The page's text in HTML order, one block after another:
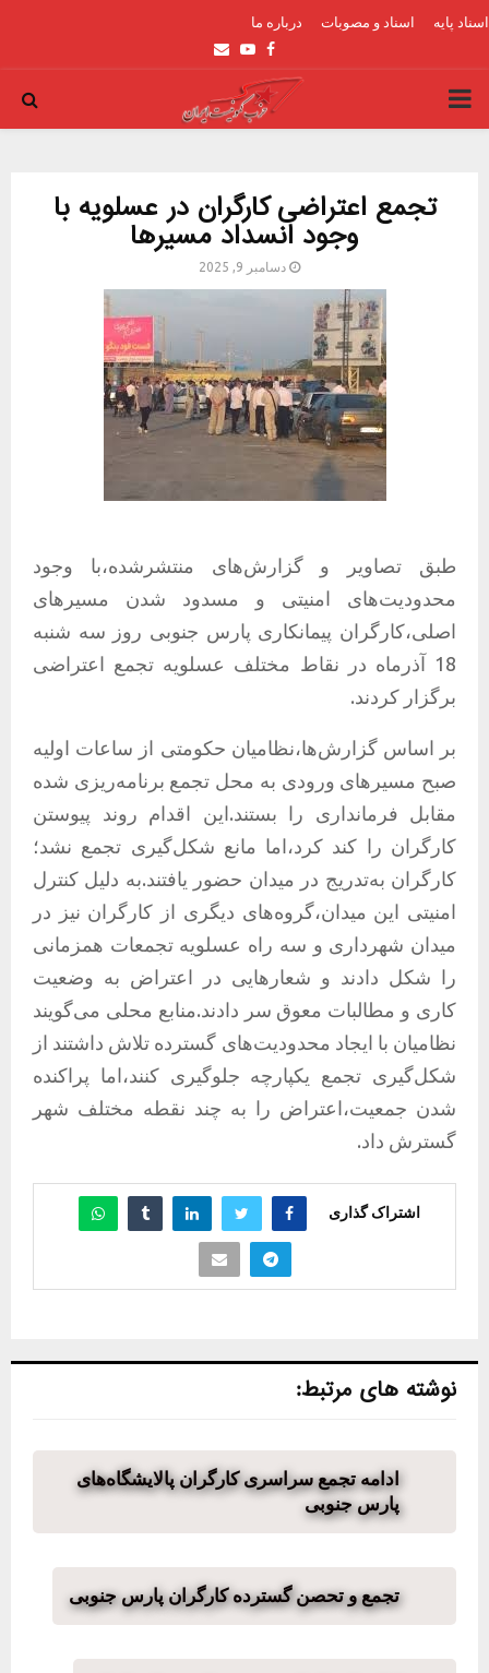
اسناد پایه اسناد و مصوبات درباره ما
Facebook
Youtube
Email
PRIMARY
تجمع اعتراضی کارگران در عسلویه با
وجود انسداد مسیرها
دسامبر 9, 2025
طبق تصاویر و گزارش‌های منتشرشده،با وجود
محدودیت‌های امنیتی و مسدود شدن مسیرهای
اصلی،کارگران پیمانکاری پارس جنوبی روز سه شنبه
18 آذرماه در نقاط مختلف عسلویه تجمع اعتراضی
برگزار کردند.
بر اساس گزارش‌ها،نظامیان حکومتی از ساعات اولیه
صبح مسیرهای ورودی به محل تجمع برنامه‌ریزی‌ شده
مقابل فرمانداری را بستند.این اقدام روند پیوستن
کارگران را کند کرد،اما مانع شکل‌گیری تجمع نشد؛
کارگران به‌تدریج در میدان حضور یافتند.به دلیل کنترل
امنیتی این میدان،گروه‌های دیگری از کارگران نیز در
میدان شهرداری و سه ‌راه عسلویه تجمعات همزمانی
را شکل دادند و شعارهایی در اعتراض به وضعیت
کاری و مطالبات معوق سر دادند.منابع محلی می‌گویند
نظامیان با ایجاد محدودیت‌های گسترده تلاش داشتند از
شکل‌گیری تجمع یکپارچه جلوگیری کنند،اما پراکنده
شدن جمعیت،اعتراض را به چند نقطه مختلف شهر
گسترش داد.
اشتراک گذاری
نوشته های مرتبط:
ادامه تجمع سراسری کارگران پالایشگاه‌های
پارس جنوبی
تجمع و تحصن گسترده کارگران پارس جنوبی